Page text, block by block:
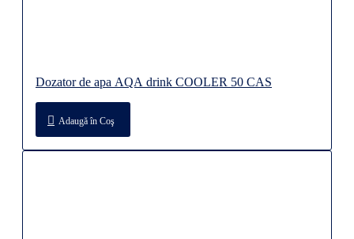
Dozator de apa AQA drink COOLER 50 CAS
Adaugă în Coş